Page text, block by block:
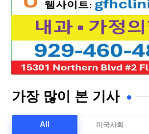
가장 많이 본 기사
All 미국사회